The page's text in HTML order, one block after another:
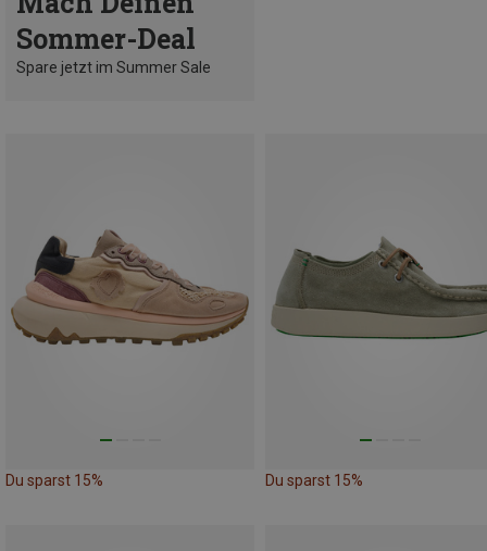
Sommer-Deal
Spare jetzt im Summer Sale
Du sparst 15% Du sparst 15%